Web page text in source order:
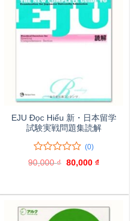
EJU Đọc Hiểu 新・日本留学
試験実戦問題集読解
0
trên
0
(0)
90,000₫ Giá
80,000 ₫Giá
80,000